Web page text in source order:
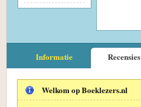
Informatie Recensies
Welkom op Boeklezers.nl